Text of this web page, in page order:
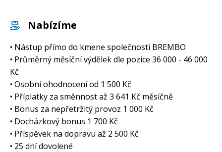
Nabízíme
• Nástup přímo do kmene společnosti BREMBO
• Průměrný měsíční výdělek dle pozice 36 000 - 46 000
Kč
• Osobní ohodnocení od 1 500 Kč
• Příplatky za směnnost až 3 641 Kč měsíčně
• Bonus za nepřetržitý provoz 1 000 Kč
• Docházkový bonus 1 700 Kč
• Příspěvek na dopravu až 2 500 Kč
• 25 dní dovolené